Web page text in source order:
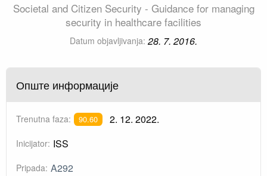
Societal and Citizen Security - Guidance for managing
security in healthcare facilities
Datum objavljivanja: 28. 7. 2016.
Опште информације
Trenutna faza: 90.60 2. 12. 2022.
Inicijator: ISS
Pripada: A292